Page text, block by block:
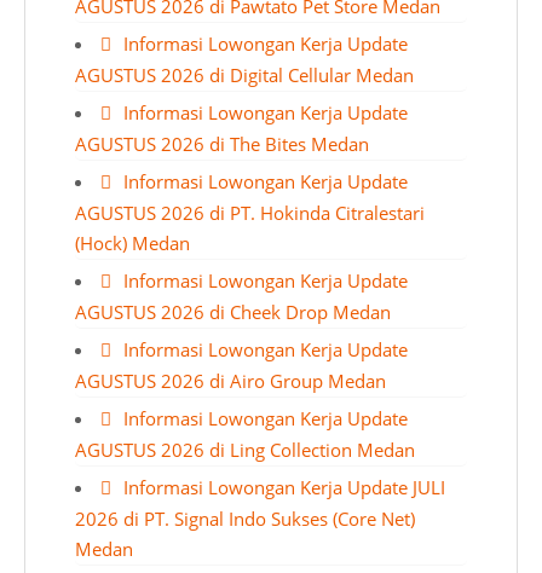
AGUSTUS 2026 di Pawtato Pet Store Medan
Informasi Lowongan Kerja Update
AGUSTUS 2026 di Digital Cellular Medan
Informasi Lowongan Kerja Update
AGUSTUS 2026 di The Bites Medan
Informasi Lowongan Kerja Update
AGUSTUS 2026 di PT. Hokinda Citralestari
(Hock) Medan
Informasi Lowongan Kerja Update
AGUSTUS 2026 di Cheek Drop Medan
Informasi Lowongan Kerja Update
AGUSTUS 2026 di Airo Group Medan
Informasi Lowongan Kerja Update
AGUSTUS 2026 di Ling Collection Medan
Informasi Lowongan Kerja Update JULI
2026 di PT. Signal Indo Sukses (Core Net)
Medan